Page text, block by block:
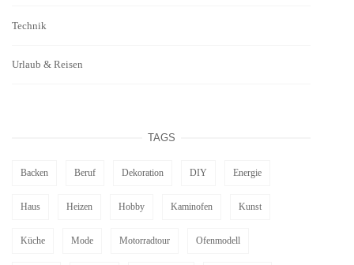
Technik
Urlaub & Reisen
TAGS
Backen Beruf Dekoration DIY Energie
Haus Heizen Hobby Kaminofen Kunst
Küche Mode Motorradtour Ofenmodell